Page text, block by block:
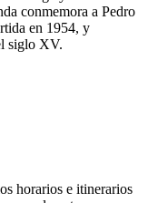
conmemora a Pedro
en 1954, y
siglo XV.
horarios e itinerarios